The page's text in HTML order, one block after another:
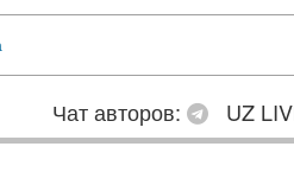
Чат авторов: UZ